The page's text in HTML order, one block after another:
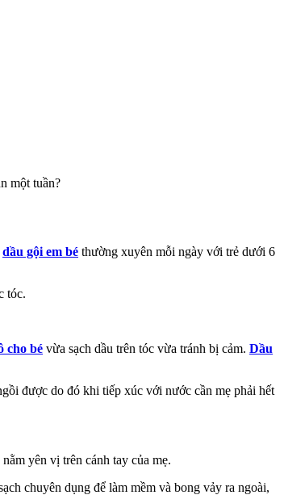
một tuần?
dầu gội em bé thường xuyên mỗi ngày với trẻ dưới 6
tóc.
cho bé vừa sạch dầu trên tóc vừa tránh bị cảm. Dầu
được do đó khi tiếp xúc với nước cần mẹ phải hết
yên vị trên cánh tay của mẹ.
chuyên dụng để làm mềm và bong vảy ra ngoài,